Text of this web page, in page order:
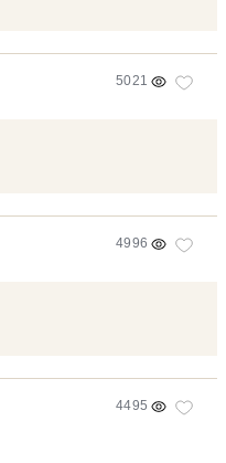
5021
4996
4495